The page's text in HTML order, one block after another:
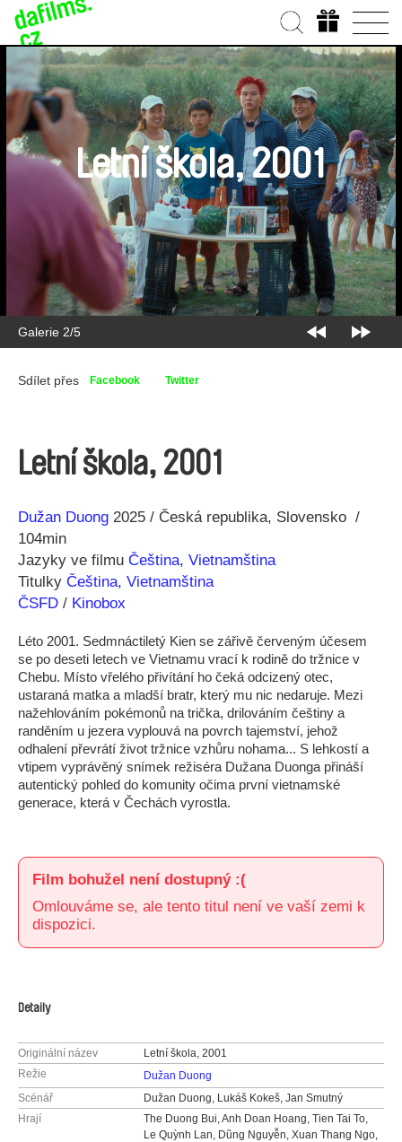
Galerie 2/5
Letní škola, 2001
Sdílet přes Facebook Twitter
Letní škola, 2001
Režie
Dužan Duong
Rok 2025 Česká republika Slovensko
104min
Jazyky ve filmu Čeština, Vietnamština
Titulky Čeština, Vietnamština
ČSFD / Kinobox
Léto 2001. Sedmnáctiletý Kien se zářivě červeným účesem
se po deseti letech ve Vietnamu vrací k rodině do tržnice v
Chebu. Místo vřelého přivítání ho čeká odcizený otec,
ustaraná matka a mladší bratr, který mu nic nedaruje. Mezi
nažehlováním pokémonů na trička, drilováním češtiny a
randěním u jezera vyplouvá na povrch tajemství, jehož
odhalení převrátí život tržnice vzhůru nohama... S lehkostí a
vtipem vyprávěný snímek režiséra Dužana Duonga přináší
autentický pohled do komunity očima první vietnamské
generace, která v Čechách vyrostla.
Film bohužel není dostupný :(
Omlouváme se, ale tento titul není ve vaší zemi k
dispozici.
Detaily
Originální název
Letní škola, 2001
Režie
Dužan Duong
Scénář
Dužan Duong, Lukáš Kokeš, Jan Smutný
Hrají
The Duong Bui, Anh Doan Hoang, Tien Tai To,
Le Quỳnh Lan, Dũng Nguyễn, Xuan Thang Ngo,